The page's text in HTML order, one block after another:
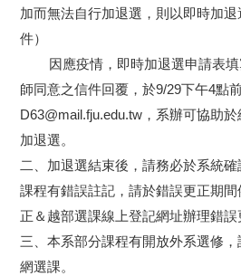
加而無法自行加退選，則以即時加
件）
因應疫情，即時加退選申請表填
師同意之信件回覆，於9/29下午4點
D63@mail.fju.edu.tw，系辦可協助
加退選。
二、加退選結束後，請務必於系統
課程有錯誤註記，請於錯誤更正期
正＆越部選課線上登記網址辦理錯誤
三、本系部分課程有開放外系選修
網選課。